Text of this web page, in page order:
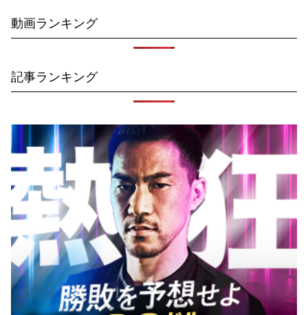
動画ランキング
記事ランキング